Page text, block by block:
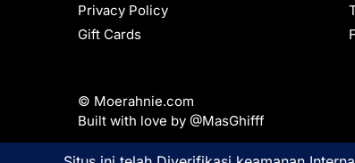
Privacy Policy
Gift Cards
© Moerahnie.com
Built with love by @MasGhifff